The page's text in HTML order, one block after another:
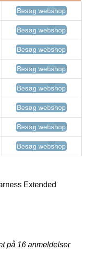
Besøg webshop
Besøg webshop
Besøg webshop
Besøg webshop
Besøg webshop
Besøg webshop
Besøg webshop
Besøg webshop
Extended
på 16 anmeldelser